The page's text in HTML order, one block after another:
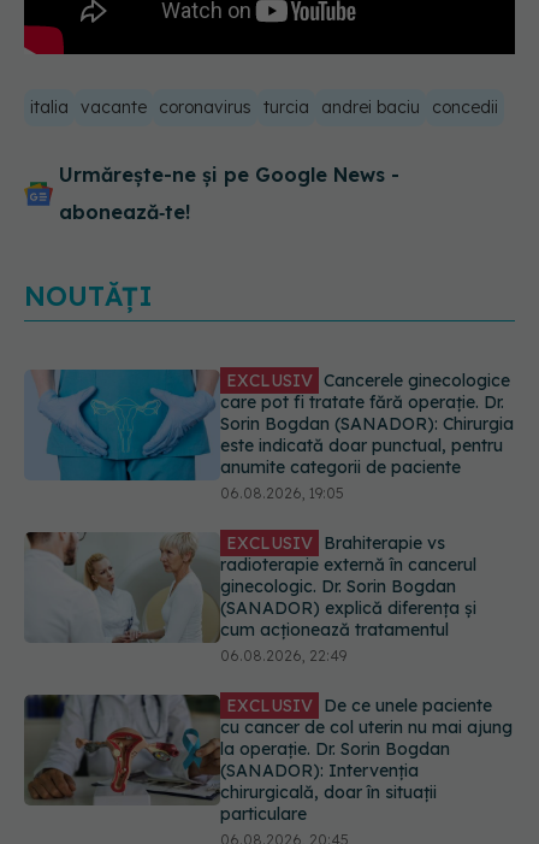
italia vacante coronavirus turcia andrei baciu concedii
Urmărește-ne și pe Google News -
abonează‑te!
NOUTĂȚI
EXCLUSIV Cancerele ginecologice
care pot fi tratate fără operație. Dr.
Sorin Bogdan (SANADOR): Chirurgia
este indicată doar punctual, pentru
anumite categorii de paciente
06.08.2026, 19:05
EXCLUSIV Brahiterapie vs
radioterapie externă în cancerul
ginecologic. Dr. Sorin Bogdan
(SANADOR) explică diferența și
cum acționează tratamentul
06.08.2026, 22:49
EXCLUSIV De ce unele paciente
cu cancer de col uterin nu mai ajung
la operație. Dr. Sorin Bogdan
(SANADOR): Intervenția
chirurgicală, doar în situații
particulare
06.08.2026, 20:45